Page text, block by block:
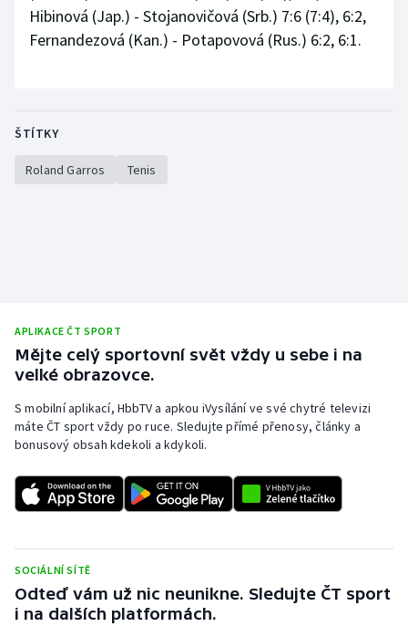
Hibinová (Jap.) - Stojanovičová (Srb.) 7:6 (7:4), 6:2,
Fernandezová (Kan.) - Potapovová (Rus.) 6:2, 6:1.
ŠTÍTKY
Roland Garros Tenis
APLIKACE ČT SPORT
Mějte celý sportovní svět vždy u sebe i na
velké obrazovce.
S mobilní aplikací, HbbTV a apkou iVysílání ve své chytré televizi
máte ČT sport vždy po ruce. Sledujte přímé přenosy, články a
bonusový obsah kdekoli a kdykoli.
SOCIÁLNÍ SÍTĚ
Odteď vám už nic neunikne. Sledujte ČT sport
i na dalších platformách.